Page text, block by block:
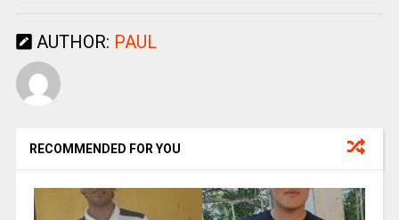
AUTHOR: PAUL
RECOMMENDED FOR YOU